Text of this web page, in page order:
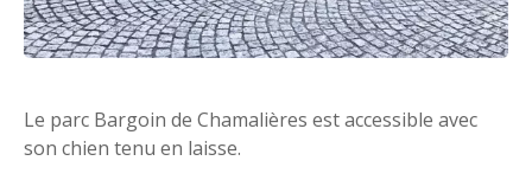
Le parc Bargoin de Chamalières est accessible avec
son chien tenu en laisse.